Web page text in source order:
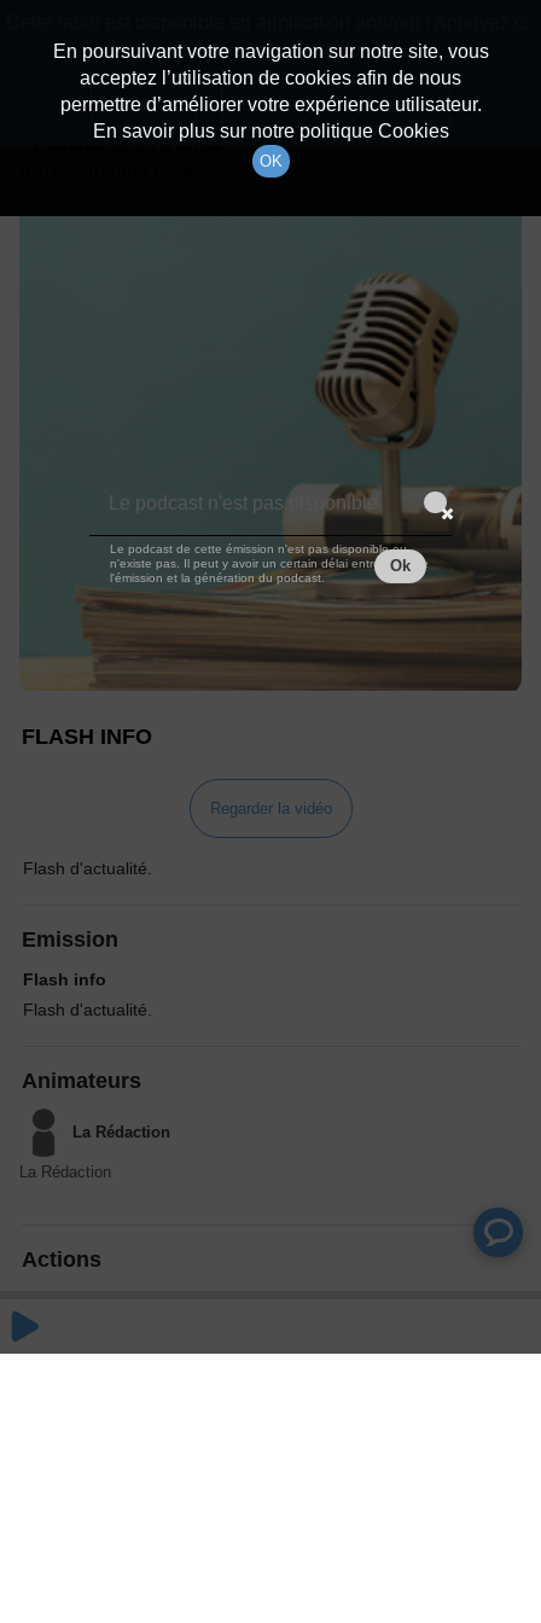
Détails De L'épisode
à 8h59
FLASH INFO
Regarder la vidéo
Flash d'actualité.
Emission
Flash info
Flash d'actualité.
Animateurs
La Rédaction
La Rédaction
Actions
En poursuivant votre navigation sur notre site, vous
acceptez l’utilisation de cookies afin de nous
permettre d’améliorer votre expérience utilisateur.
En savoir plus sur notre politique Cookies
OK
dessous pour l'installer.
Non merci Télécharger l'application
Le podcast n'est pas disponible
Le podcast de cette émission n'est pas disponible ou
n'existe pas. Il peut y avoir un certain délai entre la fin de
l'émission et la génération du podcast.
Ok